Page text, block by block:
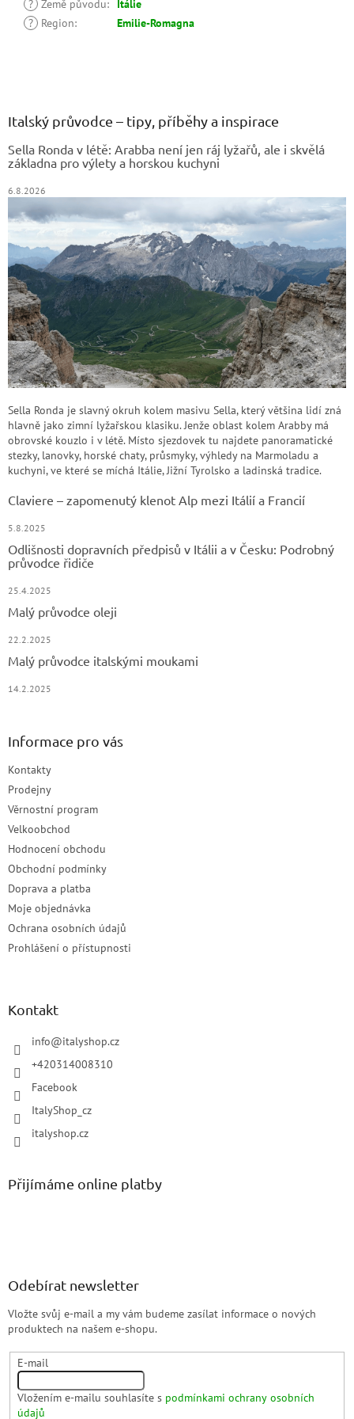
? Země původu:
Itálie
?
Region: Emilie-Romagna
Italský průvodce – tipy, příběhy a inspirace
Sella Ronda v létě: Arabba není jen ráj lyžařů, ale i skvělá
základna pro výlety a horskou kuchyni
6.8.2026
Sella Ronda je slavný okruh kolem masivu Sella, který většina lidí zná
hlavně jako zimní lyžařskou klasiku. Jenže oblast kolem Arabby má
obrovské kouzlo i v létě. Místo sjezdovek tu najdete panoramatické
stezky, lanovky, horské chaty, průsmyky, výhledy na Marmoladu a
kuchyni, ve které se míchá Itálie, Jižní Tyrolsko a ladinská tradice.
Claviere – zapomenutý klenot Alp mezi Itálií a Francií
5.8.2025
Odlišnosti dopravních předpisů v Itálii a v Česku: Podrobný
průvodce řidiče
25.4.2025
Malý průvodce oleji
22.2.2025
Malý průvodce italskými moukami
14.2.2025
Informace pro vás
Kontakty
Prodejny
Věrnostní program
Velkoobchod
Hodnocení obchodu
Obchodní podmínky
Doprava a platba
Moje objednávka
Ochrana osobních údajů
Prohlášení o přístupnosti
Kontakt
info@italyshop.cz
+420314008310
Facebook
ItalyShop_cz
italyshop.cz
Přijímáme online platby
Odebírat newsletter
Vložte svůj e-mail a my vám budeme zasílat informace o nových
produktech na našem e-shopu.
E-mail
Vložením e-mailu souhlasíte s podmínkami ochrany osobních
údajů